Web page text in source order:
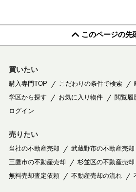
このページの先
買いたい
購入専門TOP こだわりの条件で検索
学区から探す
お気に入り物件 閲覧履
ログイン
売りたい
当社の不動産売却
武蔵野市の不動産売却
三鷹市の不動産売却
杉並区の不動産売却
無料売却査定依頼
不動産売却の流れ